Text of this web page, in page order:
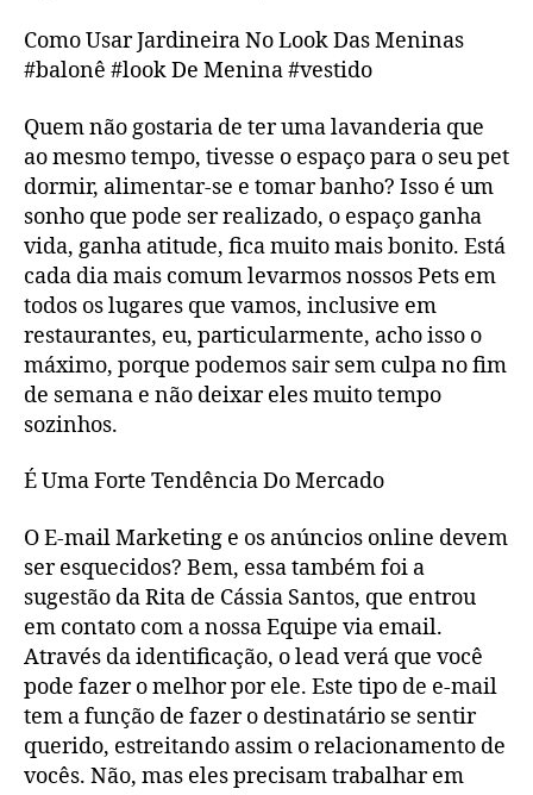
Como Usar Jardineira No Look Das Meninas
#balonê #look De Menina #vestido
Quem não gostaria de ter uma lavanderia que
ao mesmo tempo, tivesse o espaço para o seu pet
dormir, alimentar-se e tomar banho? Isso é um
sonho que pode ser realizado, o espaço ganha
vida, ganha atitude, fica muito mais bonito. Está
cada dia mais comum levarmos nossos Pets em
todos os lugares que vamos, inclusive em
restaurantes, eu, particularmente, acho isso o
máximo, porque podemos sair sem culpa no fim
de semana e não deixar eles muito tempo
sozinhos.
É Uma Forte Tendência Do Mercado
O E-mail Marketing e os anúncios online devem
ser esquecidos? Bem, essa também foi a
sugestão da Rita de Cássia Santos, que entrou
em contato com a nossa Equipe via email.
Através da identificação, o lead verá que você
pode fazer o melhor por ele. Este tipo de e-mail
tem a função de fazer o destinatário se sentir
querido, estreitando assim o relacionamento de
vocês. Não, mas eles precisam trabalhar em